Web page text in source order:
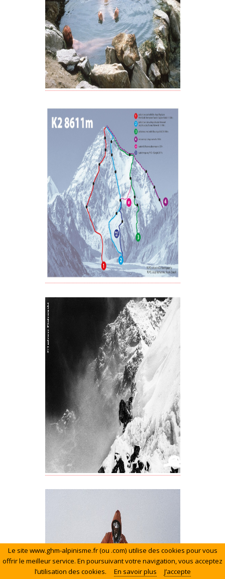
Le site www.ghm-alpinisme.fr (ou .com) utilise des cookies pour vous
offrir le meilleur service. En poursuivant votre navigation, vous acceptez
l’utilisation des cookies.
En savoir plus J’accepte